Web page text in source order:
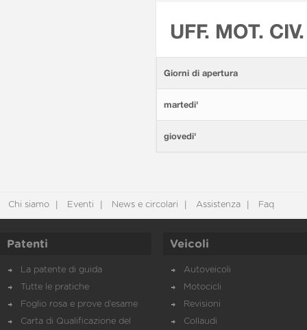
UFF. MOT.
Giorni di apertura
martedi'
giovedi'
Chi siamo Eventi News e circolari Assistenza Faq
Patenti
La patente di guida
Tutte le pratiche
Foglio rosa e prove d’esame
Carta di Qualificazione del
Veicoli
Autoveicoli
Motocicli
Revisioni
Collaudi